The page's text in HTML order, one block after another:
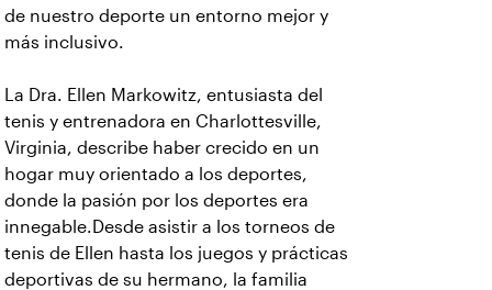
de nuestro deporte un entorno mejor y
más inclusivo.
La Dra. Ellen Markowitz, entusiasta del
tenis y entrenadora en Charlottesville,
Virginia, describe haber crecido en un
hogar muy orientado a los deportes,
donde la pasión por los deportes era
innegable.Desde asistir a los torneos de
tenis de Ellen hasta los juegos y prácticas
deportivas de su hermano, la familia